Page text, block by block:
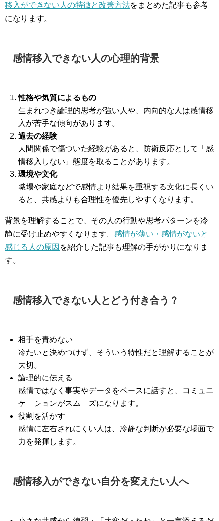
移入ができない人の特徴と改善方法をまとめた記事も参考
になります。
感情移入できない人の心理的背景
性格や気質によるもの
生まれつき論理的思考が強い人や、内向的な人は感情移
入が苦手な傾向があります。
過去の経験
人間関係で傷ついた経験があると、防衛反応として「感
情移入しない」態度を取ることがあります。
環境や文化
職場や家庭などで感情より結果を重視する文化に長くい
ると、共感よりも合理性を優先しやすくなります。
背景を理解することで、その人の行動や思考パターンを冷
静に受け止めやすくなります。 感情が薄い・感情がないと
感じる人の原因 を紹介した記事も理解の手がかりになりま
す。
感情移入できない人とどう付き合う？
相手を責めない
冷たいと決めつけず、そういう特性だと理解することが
大切。
論理的に伝える
感情ではなく事実やデータをベースに話すと、コミュニ
ケーションがスムーズになります。
役割を活かす
感情に左右されにくい人は、冷静な判断が必要な場面で
力を発揮します。
感情移入ができない自分を変えたい人へ